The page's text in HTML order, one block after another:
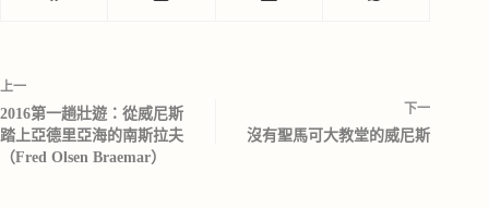
上一
2016第一趟壯遊：從威尼斯
踏上亞德里亞海的南斯拉夫
（Fred Olsen Braemar）
下一
沒有聖馬可大教堂的威尼斯